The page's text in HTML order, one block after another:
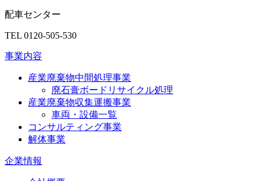
配車センター
TEL 0120-505-530
事業内容
産業廃棄物中間処理事業
廃石膏ボードリサイクル処理
産業廃棄物収集運搬事業
車両・設備一覧
コンサルティング事業
解体事業
企業情報